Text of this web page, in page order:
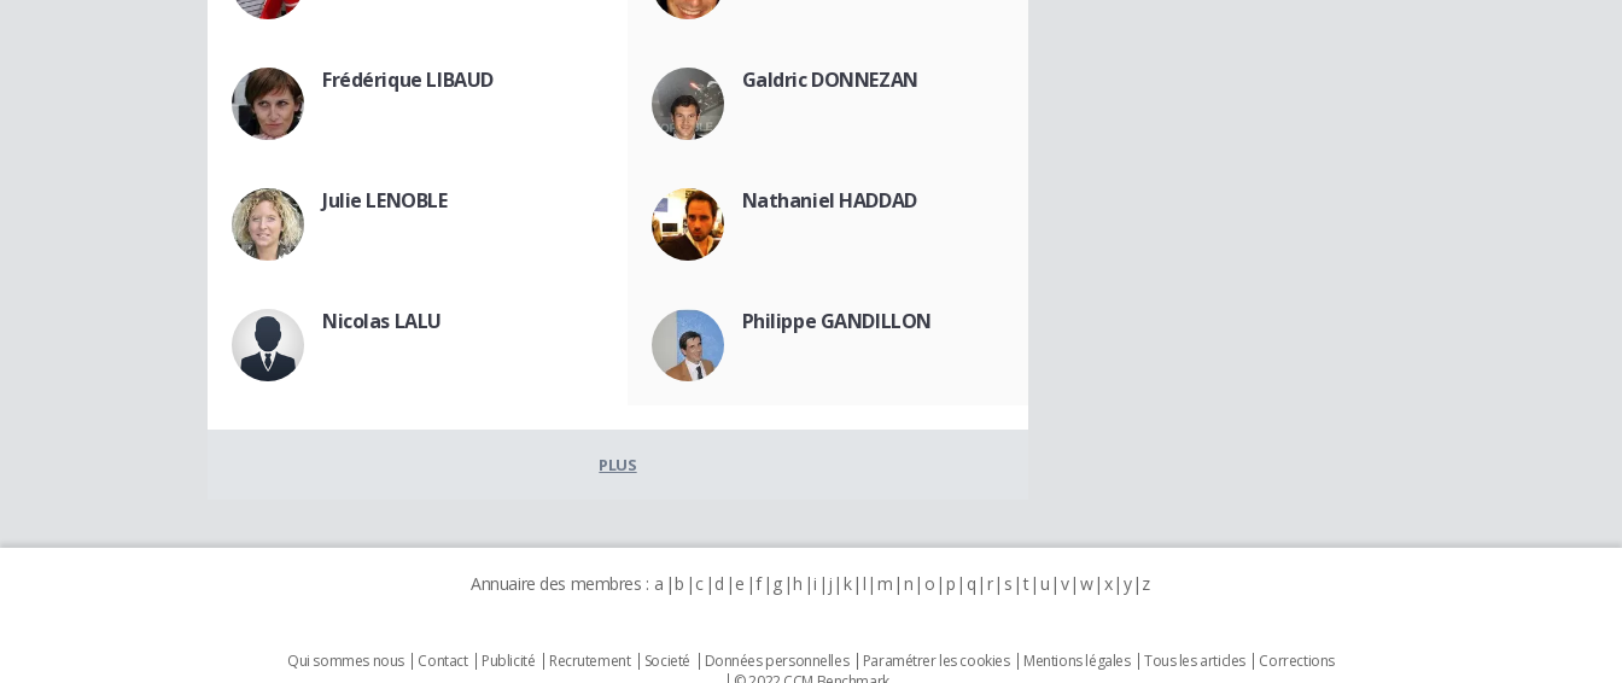
Frédérique LIBAUD Galdric DONNEZAN
Julie LENOBLE Nathaniel HADDAD
Nicolas LALU Philippe GANDILLON
PLUS
Annuaire des membres : a b c d e f g h i j k l m n o p q r s t u v w x y z
Qui sommes nous Contact Publicité Recrutement Societé Données personnelles Paramétrer les cookies Mentions légales Tous les articles
Corrections